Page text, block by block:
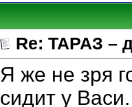
Re: ТАРАЗ –
Я же не зря
сидит у Васи.